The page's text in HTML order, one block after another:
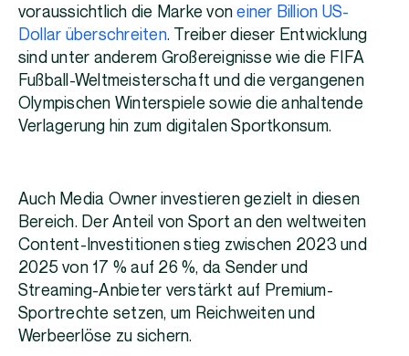
voraussichtlich die Marke voneiner Billion US-
Dollar überschreiten. Treiber dieser Entwicklung
sind unter anderem Großereignisse wie die FIFA
Fußball-Weltmeisterschaft und die vergangenen
Olympischen Winterspiele sowie die anhaltende
Verlagerung hin zum digitalen Sportkonsum.
Auch Media Owner investieren gezielt in diesen
Bereich. Der Anteil von Sport an den weltweiten
Content-Investitionen stieg zwischen 2023 und
2025 von 17 % auf 26 %, da Sender und
Streaming-Anbieter verstärkt auf Premium-
Sportrechte setzen, um Reichweiten und
Werbeerlöse zu sichern.